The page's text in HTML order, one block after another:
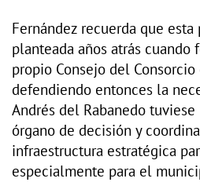
Fernández recuerda que
planteada años atrás cuando
propio Consejo del
defendiendo entonces la
Andrés del Rabanedo
órgano de decisión y
infraestructura estratégica
especialmente para el